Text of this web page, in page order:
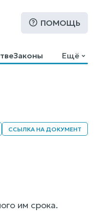
ПОМОЩЬ
Законы
Ещё
ССЫЛКА НА ДОКУМЕНТ
им срока.